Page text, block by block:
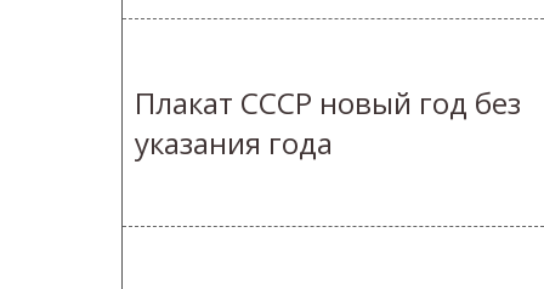
Плакат СССР новый год без
указания года